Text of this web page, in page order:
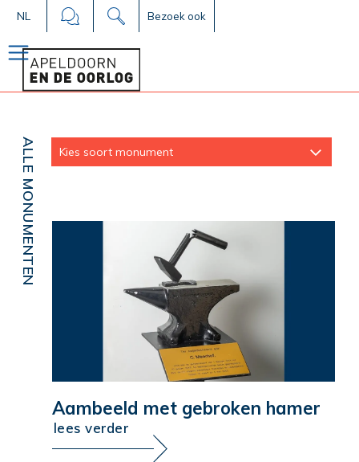
NL Bezoek ook
ALLE MONUMENTEN
Aambeeld met gebroken hamer
lees verder